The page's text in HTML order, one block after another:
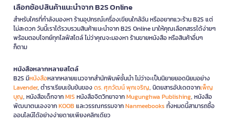
เลือกช้อปสินค้าแนะนำจาก B2S Online
สำหรับใครที่กำลังมองหา ร้านอุปกรณ์เครื่องเขียนใกล้ฉัน หรืออยากแวะร้าน B2S แต่
ไม่สะดวก วันนี้เราได้รวบรวมสินค้าแนะนำจาก B2S Online มาให้คุณเลือกสรรได้ง่ายๆ
พร้อมตอบโจทย์ทุกไลฟ์สไตล์ ไม่ว่าคุณจะมองหา ร้านขายหนังสือ หรือสินค้าอื่นๆ
ก็ตาม
หนังสือหลากหลายสไตล์
B2S มีหนังสือหลากหลายแนวจากสำนักพิมพ์ชั้นนำ ไม่ว่าจะเป็นนิยายยอดนิยมอย่าง
Lavender, ตำราเรียนเข้มข้นของดร. ศุภวัฒน์ พุกเจริญ, นิตยสารอัปเดตจากเพ็ญ
บุญ, หนังสือเด็กจากMIS หนังสือจิตวิทยาจากMugunghwa Publishing, หนังสือ
พัฒนาตนเองจากKOOB และวรรณกรรมจากNanmeebooks ทั้งหมดนี้สามารถซื้อ
ออนไลน์ได้อย่างง่ายดายเพียงคลิกเดียว